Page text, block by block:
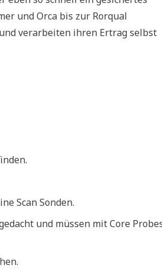
und Orca bis zur Rorqual
verarbeiten ihren Ertrag selbst
Scan Sonden.
und müssen mit Core